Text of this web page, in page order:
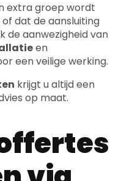
extra groep wordt
of dat de aansluiting
de aanwezigheid van
en
een veilige werking.
krijgt u altijd een
op maat.